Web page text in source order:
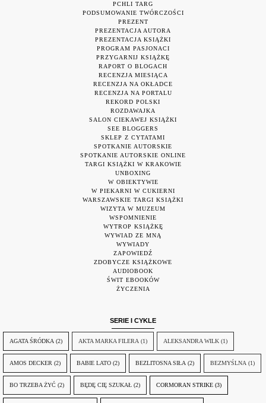
PCHLI TARG
PODSUMOWANIE TWÓRCZOŚCI
PREZENT
PREZENTACJA AUTORA
PREZENTACJA KSIĄŻKI
PROGRAM PASJONACI
PRZYGARNIJ KSIĄŻKĘ
RAPORT O BLOGACH
RECENZJA MIESIĄCA
RECENZJA NA OKŁADCE
RECENZJA NA PORTALU
REKORD POLSKI
ROZDAWAJKA
SALON CIEKAWEJ KSIĄŻKI
SEE BLOGGERS
SKLEP Z CYTATAMI
SPOTKANIE AUTORSKIE
SPOTKANIE AUTORSKIE ONLINE
TARGI KSIĄŻKI W KRAKOWIE
UNBOXING
W OBIEKTYWIE
W PIEKARNI W CUKIERNI
WARSZAWSKIE TARGI KSIĄŻKI
WIZYTA W MUZEUM
WSPOMNIENIE
WYTROP KSIĄŻKĘ
WYWIAD ZE MNĄ
WYWIADY
ZAPOWIEDŹ
ZDOBYCZE KSIĄŻKOWE
AUDIOBOOK
ŚWIT EBOOKÓW
ŻYCZENIA
SERIE I CYKLE
AGATA ŚRÓDKA (2) AKTA MARKA FILERA (1) ALEKSANDRA WILK (1)
AMOS DECKER (2) BABIE LATO (2) BEZLITOSNA SIŁA (2) BEZMYŚLNA (1)
BO TRZEBA ŻYĆ (2) BĘDĘ CIĘ SZUKAŁ (2) CORMORAN STRIKE (3)